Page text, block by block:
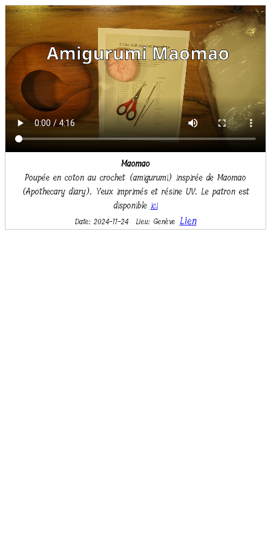
Maomao
Poupée en coton au crochet (amigurumi) inspirée de Maomao
(Apothecary diary). Yeux imprimés et résine UV. Le patron est
disponibleici
Date: 2024-11-24 Lieu: Genève Lien